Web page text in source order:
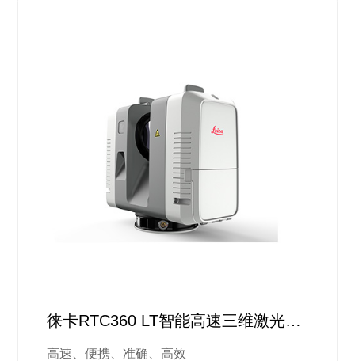
徕卡RTC360 LT智能高速三维激光扫
高速、便携、准确、高效